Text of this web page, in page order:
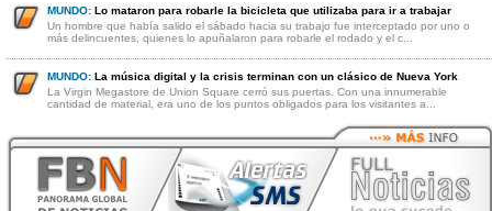
MUNDO: Lo mataron para robarle la bicicleta que utilizaba para ir a trabajar
Un hombre que había salido el sábado hacia su trabajo fue interceptado por uno o
más delincuentes, quienes lo apuñalaron para robarle el rodado y el c...
MUNDO: La música digital y la crisis terminan con un clásico de Nueva York
La Virgin Megastore de Union Square cerró sus puertas. Con una innumerable
cantidad de material, era uno de los puntos obligados para los visitantes a...